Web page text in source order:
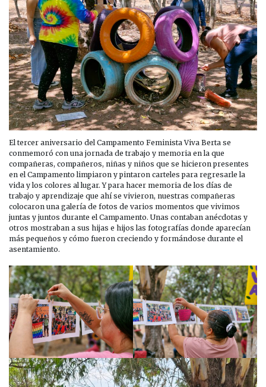
El tercer aniversario del Campamento Feminista Viva Berta se
conmemoró con una jornada de trabajo y memoria en la que
compañeras, compañeros, niñas y niños que se hicieron presentes
en el Campamento limpiaron y pintaron carteles para regresarle la
vida y los colores al lugar. Y para hacer memoria de los días de
trabajo y aprendizaje que ahí se vivieron, nuestras compañeras
colocaron una galería de fotos de varios momentos que vivimos
juntas y juntos durante el Campamento. Unas contaban anécdotas y
otros mostraban a sus hijas e hijos las fotografías donde aparecían
más pequeños y cómo fueron creciendo y formándose durante el
asentamiento.